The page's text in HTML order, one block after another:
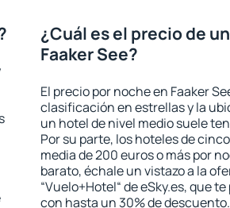
¿Cuál es el precio de
Faaker See?
El precio por noche en Faaker
clasificación en estrellas y la
un hotel de nivel medio suele
Por su parte, los hoteles de
media de 200 euros o más por
barato, échale un vistazo a la
“Vuelo+Hotel“ de eSky.es, que
con hasta un 30% de descuento.